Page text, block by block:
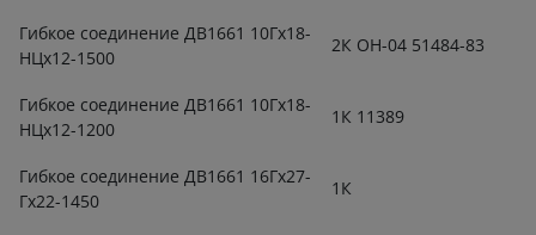
Гибкое соединение ДВ1661 10Гх18-
НЦх12-1500
2К ОН-04 51484-83
Гибкое соединение ДВ1661 10Гх18-
НЦх12-1200
1К 11389
Гибкое соединение ДВ1661 16Гх27-
Гх22-1450
1К